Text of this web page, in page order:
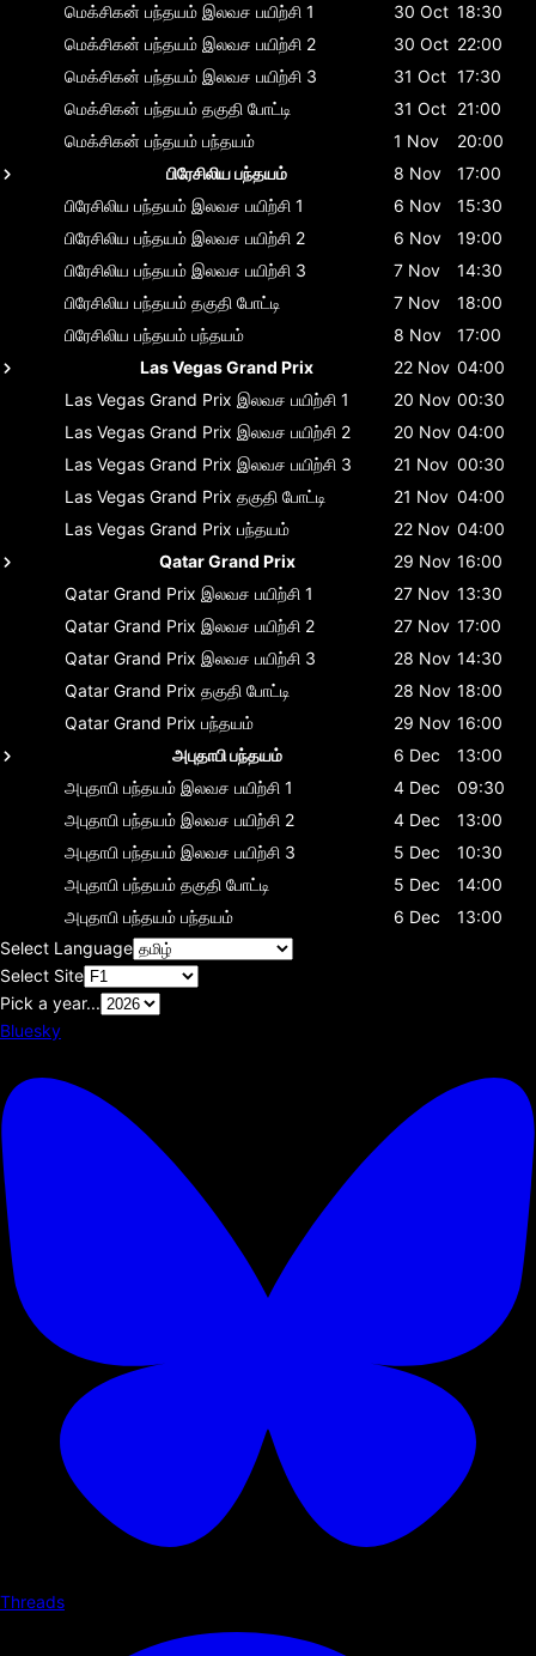
மெக்சிகன் பந்தயம் இலவச பயிற்சி 1 30 Oct 18:30
மெக்சிகன் பந்தயம் இலவச பயிற்சி 2 30 Oct 22:00
மெக்சிகன் பந்தயம் இலவச பயிற்சி 3 31 Oct 17:30
மெக்சிகன் பந்தயம் தகுதி போட்டி 31 Oct 21:00
மெக்சிகன் பந்தயம் பந்தயம் 1 Nov
20:00
பிரேசிலிய பந்தயம்
8 Nov
17:00
பிரேசிலிய பந்தயம் இலவச பயிற்சி 1 6 Nov
15:30
பிரேசிலிய பந்தயம் இலவச பயிற்சி 2 6 Nov
19:00
பிரேசிலிய பந்தயம் இலவச பயிற்சி 3 7 Nov
14:30
பிரேசிலிய பந்தயம் தகுதி போட்டி 7 Nov
18:00
பிரேசிலிய பந்தயம் பந்தயம் 8 Nov
17:00
Las Vegas Grand Prix
22 Nov 04:00
Las Vegas Grand Prix இலவச பயிற்சி 1 20 Nov 00:30
Las Vegas Grand Prix இலவச பயிற்சி 2 20 Nov 04:00
Las Vegas Grand Prix இலவச பயிற்சி 3 21 Nov 00:30
Las Vegas Grand Prix தகுதி போட்டி 21 Nov 04:00
Las Vegas Grand Prix பந்தயம் 22 Nov 04:00
Qatar Grand Prix
29 Nov 16:00
Qatar Grand Prix இலவச பயிற்சி 1 27 Nov 13:30
Qatar Grand Prix இலவச பயிற்சி 2 27 Nov 17:00
Qatar Grand Prix இலவச பயிற்சி 3 28 Nov 14:30
Qatar Grand Prix தகுதி போட்டி 28 Nov 18:00
Qatar Grand Prix பந்தயம் 29 Nov 16:00
அபுதாபி பந்தயம்
6 Dec
13:00
அபுதாபி பந்தயம் இலவச பயிற்சி 1 4 Dec
09:30
அபுதாபி பந்தயம் இலவச பயிற்சி 2 4 Dec
13:00
அபுதாபி பந்தயம் இலவச பயிற்சி 3 5 Dec
10:30
அபுதாபி பந்தயம் தகுதி போட்டி 5 Dec
14:00
அபுதாபி பந்தயம் பந்தயம் 6 Dec
13:00
Select Language
Select Site
Pick a year...
Bluesky
Threads